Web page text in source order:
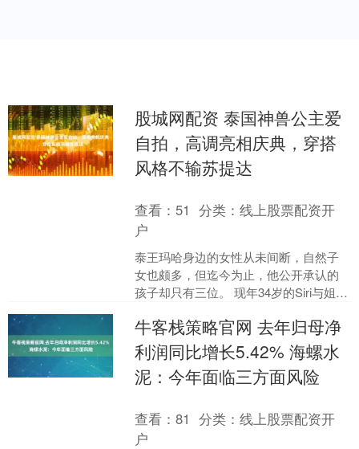
股城网配资 泰国神兽公主爱
自拍，高调亮相庆典，穿搭
风格不输苏提达
查看： 51 分类：线上股票配资开
户
泰王玛哈身边的女性从未间断，自然子
女也颇多，但迄今为止，他公开承认的
孩子却只有三位。 现年34岁的Siri与姐姐
开的法国男友，....
牛客栈策略官网 去年归母净
利润同比增长5.42% 海螺水
泥：今年面临三方面风险
查看：81 分类：线上股票配资开
户